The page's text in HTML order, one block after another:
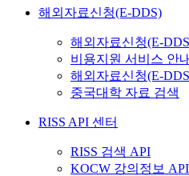
해외자료신청(E-DDS)
해외자료신청(E-
비용지원 서비스 안내
해외자료신청(E-
중국대학 자료 검색
RISS API 센터
RISS 검색 API
KOCW 강의정보 API